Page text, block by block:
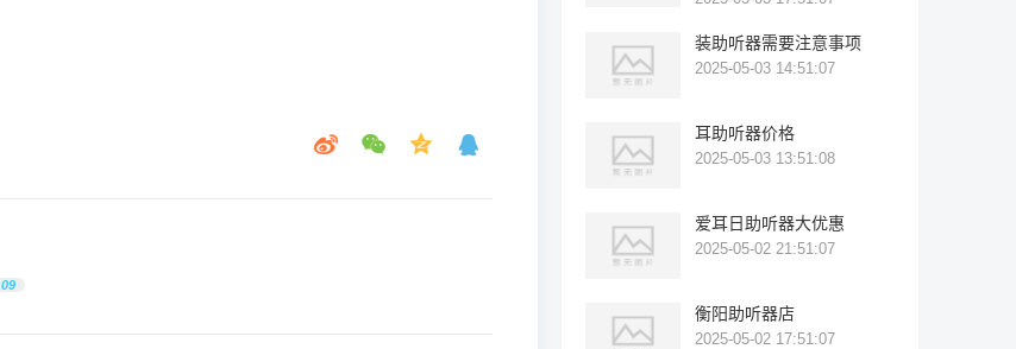
装助听器需要注意事项
2025-05-03 14:51:07
耳助听器价格
2025-05-03 13:51:08
爱耳日助听器大优惠
2025-05-02 21:51:07
衡阳助听器店
2025-05-02 17:51:07